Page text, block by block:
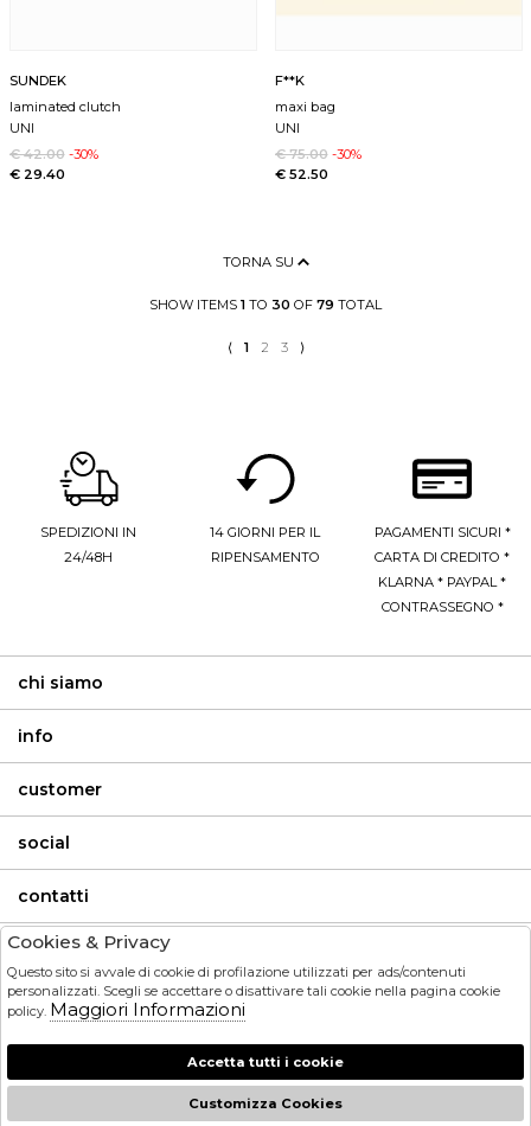
SUNDEK
laminated clutch
UNI
€ 42.00 -30%
€ 29.40
F**K
maxi bag
UNI
€ 75.00 -30%
€ 52.50
TORNA SU
SHOW ITEMS 1 TO 30 OF 79 TOTAL
⟨ 1 2 3 ⟩
SPEDIZIONI IN
24/48H
14 GIORNI PER IL
RIPENSAMENTO
PAGAMENTI SICURI *
CARTA DI CREDITO *
KLARNA * PAYPAL *
CONTRASSEGNO *
chi siamo
info
customer
social
contatti
HO LETTO ED ACCETTATO LE CONDIZIONI SULLA PRIVACY.
Cookies & Privacy
Questo sito si avvale di cookie di profilazione utilizzati per ads/contenuti
personalizzati. Scegli se accettare o disattivare tali cookie nella pagina cookie
policy. Maggiori Informazioni
Accetta tutti i cookie
Customizza Cookies